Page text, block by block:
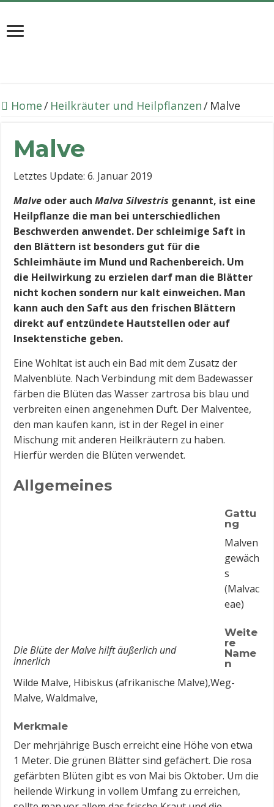
Home/ Heilkräuter und Heilpflanzen/ Malve
Malve
Letztes Update: 6. Januar 2019
Malve oder auchMalva Silvestris genannt, ist eine
Heilpflanze die man bei unterschiedlichen
Beschwerden anwendet. Der schleimige Saft in
den Blättern ist besonders gut für die
Schleimhäute im Mund und Rachenbereich. Um
die Heilwirkung zu erzielen darf man die Blätter
nicht kochen sondern nur kalt einweichen. Man
kann auch den Saft aus den frischen Blättern
direkt auf entzündete Hautstellen oder auf
Insektenstiche geben.
Eine Wohltat ist auch ein Bad mit dem Zusatz der
Malvenblüte. Nach Verbindung mit dem Badewasser
färben die Blüten das Wasser zartrosa bis blau und
verbreiten einen angenehmen Duft. Der Malventee,
den man kaufen kann, ist in der Regel in einer
Mischung mit anderen Heilkräutern zu haben.
Hierfür werden die Blüten verwendet.
Allgemeines
Die Blüte der Malve hilft äußerlich und
innerlich
Gattu
ng
Malven
gewäch
s
(Malvac
eae)
Weite
re
Name
n
Wilde Malve, Hibiskus (afrikanische Malve),Weg-
Malve, Waldmalve,
Merkmale
Der mehrjährige Busch erreicht eine Höhe von etwa
1 Meter. Die grünen Blätter sind gefächert. Die rosa
gefärbten Blüten gibt es von Mai bis Oktober. Um die
heilende Wirkung in vollem Umfang zu erreichen,